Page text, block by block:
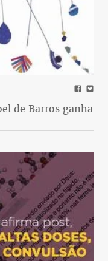
de Barros ganha